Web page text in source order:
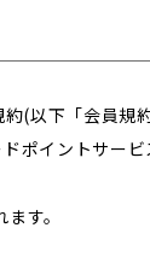
(以下「会員規
イントサー
す。